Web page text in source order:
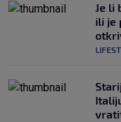
Je li
ili je